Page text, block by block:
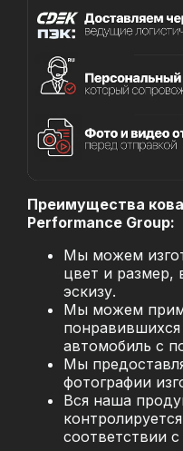
Преимущества
Performance Group:
Мы можем
цвет и размер,
эскизу.
Мы можем
автомобиль с
Мы
фотографии
Вся наша
соответствии